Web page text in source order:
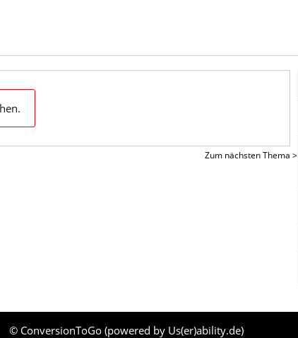
Zum nächsten Thema >
© ConversionToGo (powered by Us(er)ability.de)